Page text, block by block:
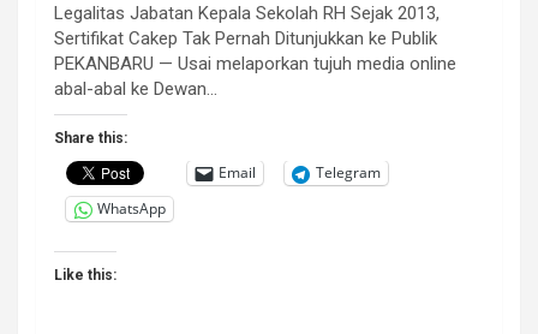
Legalitas Jabatan Kepala Sekolah RH Sejak 2013,
Sertifikat Cakep Tak Pernah Ditunjukkan ke Publik
PEKANBARU — Usai melaporkan tujuh media online
abal-abal ke Dewan…
Share this:
Email
Telegram
WhatsApp
Like this: